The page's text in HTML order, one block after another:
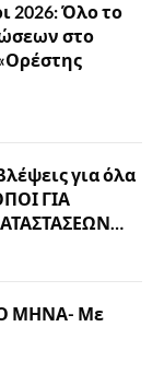
2026: Όλο το
στο
για όλα
ΓΙΑ
ΜΗΝΑ- Με